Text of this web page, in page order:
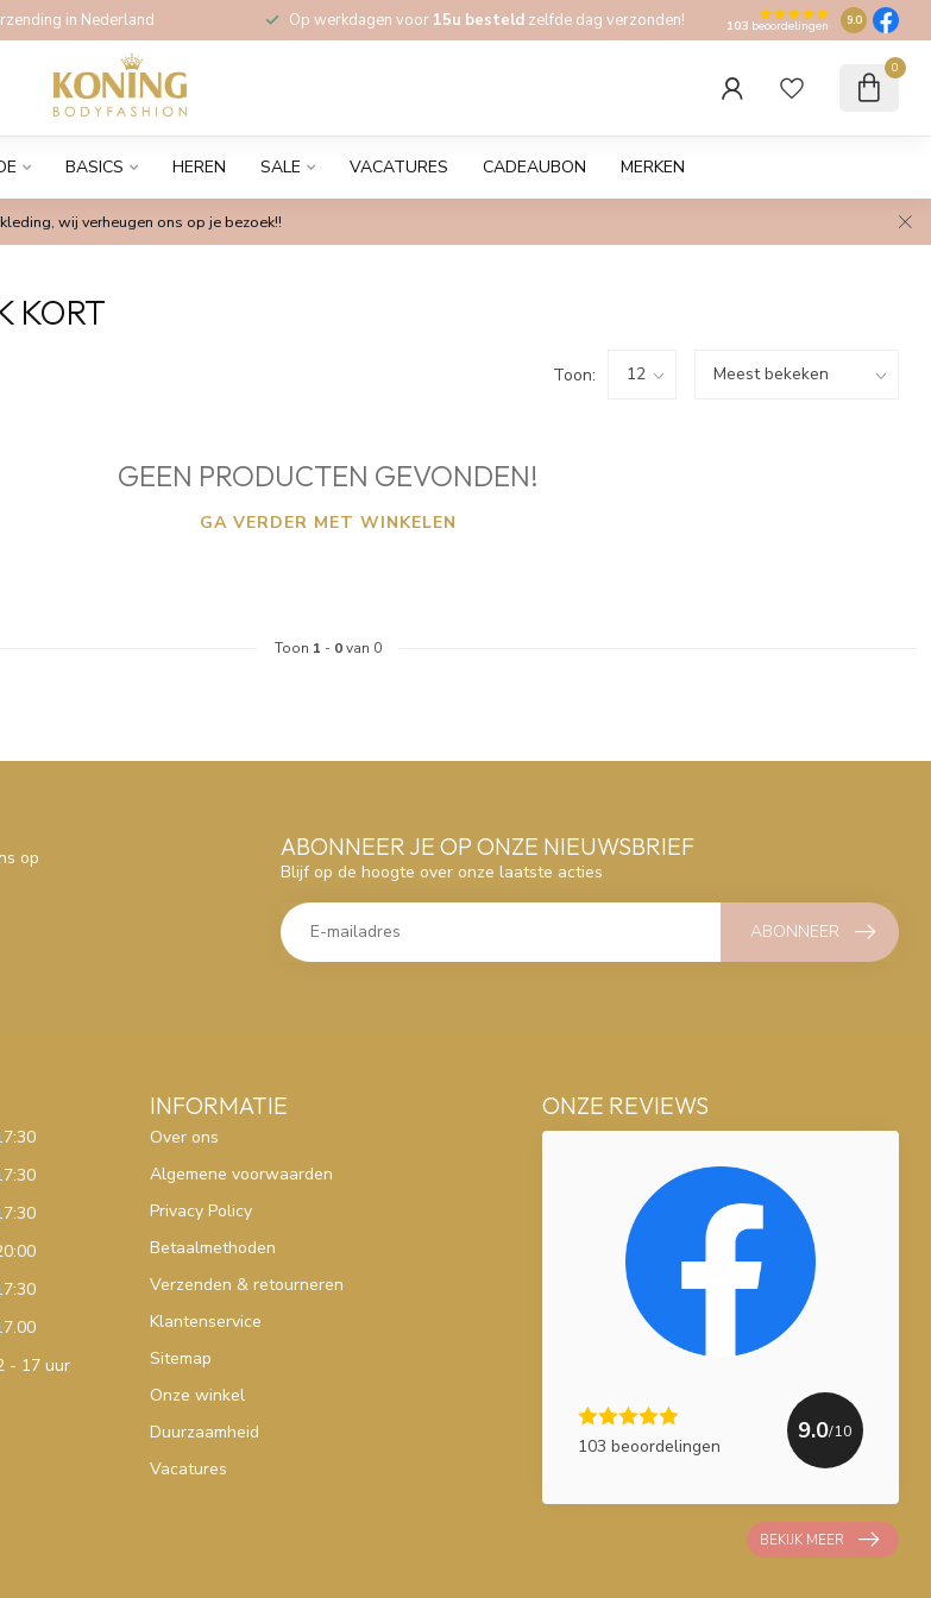
in Nederland Op werkdagen voor 15u besteld zelfde dag verzonden! 103 beoordelingen 9.0
0
BASICS HEREN SALE VACATURES CADEAUBON MERKEN
wij verheugen ons op je bezoek!!
KORT
Toon:
GEEN PRODUCTEN GEVONDEN!
GA VERDER MET WINKELEN
Toon 1 - 0van 0
op ABONNEER JE OP ONZE NIEUWSBRIEF
Blijf op de hoogte over onze laatste acties
ABONNEER
- 17 uur
INFORMATIE
Over ons
Algemene voorwaarden
Privacy Policy
Betaalmethoden
Verzenden & retourneren
Klantenservice
Sitemap
Onze winkel
Duurzaamheid
Vacatures
ONZE REVIEWS
103 beoordelingen
9.0/10
BEKIJK MEER